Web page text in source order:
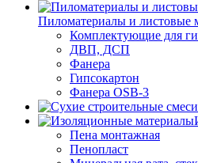
Пиломатериалы и листовые
Комплектующие для
ДВП, ДСП
Фанера
Гипсокартон
Фанера OSB-3
Пена монтажная
Пенопласт